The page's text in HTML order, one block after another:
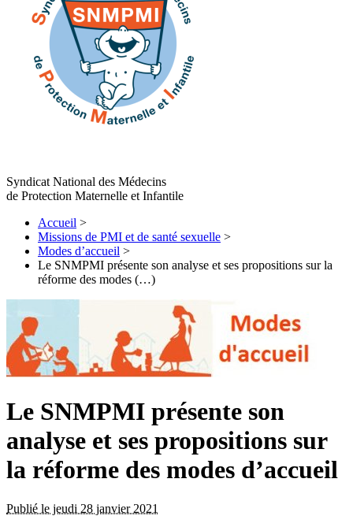
Syndicat National des Médecins
de Protection Maternelle et Infantile
Accueil >
Missions de PMI et de santé sexuelle >
Modes d’accueil >
Le SNMPMI présente son analyse et ses propositions sur la
réforme des modes (…)
Le SNMPMI présente son
analyse et ses propositions sur
la réforme des modes d’accueil
Publié le jeudi 28 janvier 2021